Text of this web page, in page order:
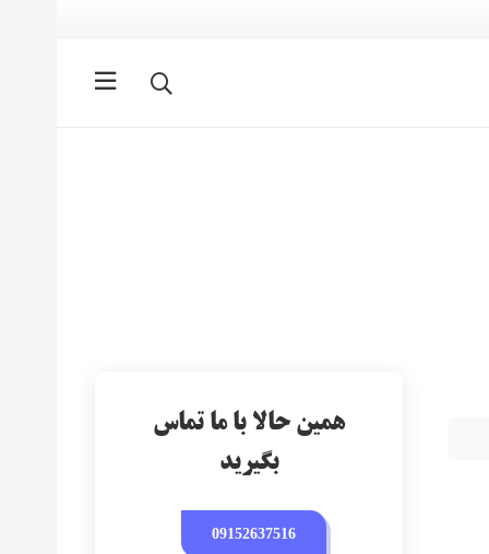
همین حالا با ما تماس
بگیرید
09152637516